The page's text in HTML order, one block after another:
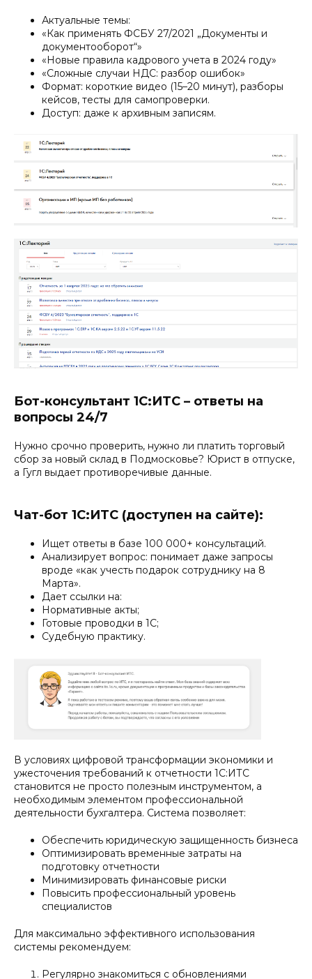
Актуальные темы:
«Как применять ФСБУ 27/2021 „Документы и
документооборот“»
«Новые правила кадрового учета в 2024 году»
«Сложные случаи НДС: разбор ошибок»
Формат: короткие видео (15–20 минут), разборы
кейсов, тесты для самопроверки.
Доступ: даже к архивным записям.
Бот-консультант 1С:ИТС – ответы на
вопросы 24/7
Нужно срочно проверить, нужно ли платить торговый
сбор за новый склад в Подмосковье? Юрист в отпуске,
а Гугл выдает противоречивые данные.
Чат-бот 1С:ИТС (доступен на сайте):
Ищет ответы в базе 100 000+ консультаций.
Анализирует вопрос: понимает даже запросы
вроде «как учесть подарок сотруднику на 8
Марта».
Дает ссылки на:
Нормативные акты;
Готовые проводки в 1С;
Судебную практику.
В условиях цифровой трансформации экономики и
ужесточения требований к отчетности 1С:ИТС
становится не просто полезным инструментом, а
необходимым элементом профессиональной
деятельности бухгалтера. Система позволяет:
Обеспечить юридическую защищенность бизнеса
Оптимизировать временные затраты на
подготовку отчетности
Минимизировать финансовые риски
Повысить профессиональный уровень
специалистов
Для максимально эффективного использования
системы рекомендуем:
Регулярно знакомиться с обновлениями